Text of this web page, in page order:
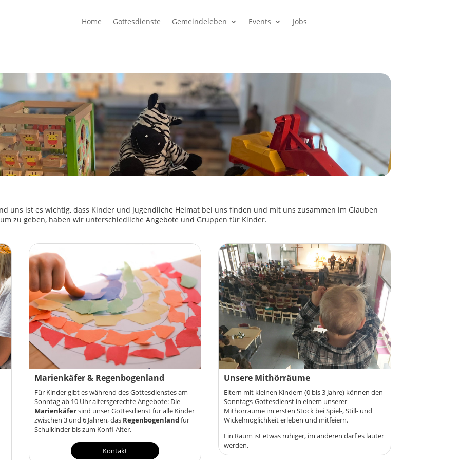
Home Gottesdienste Gemeindeleben Events Jobs
uns ist es wichtig, dass Kinder und Jugendliche Heimat bei uns finden und mit uns zusammen im Glauben
zu geben, haben wir unterschiedliche Angebote und Gruppen für Kinder.
Marienkäfer & Regenbogenland
Für Kinder gibt es während des Gottesdienstes am
Sonntag ab 10 Uhr altersgerechte Angebote: Die
Marienkäfersind unser Gottesdienst für alle Kinder
zwischen 3 und 6 Jahren, das Regenbogenlandfür
Schulkinder bis zum Konfi-Alter.
Kontakt
Unsere Mithörräume
Eltern mit kleinen Kindern (0 bis 3 Jahre) können den
Sonntags-Gottesdienst in einem unserer
Mithörräume im ersten Stock bei Spiel-, Still- und
Wickelmöglichkeit erleben und mitfeiern.
Ein Raum ist etwas ruhiger, im anderen darf es lauter
werden.